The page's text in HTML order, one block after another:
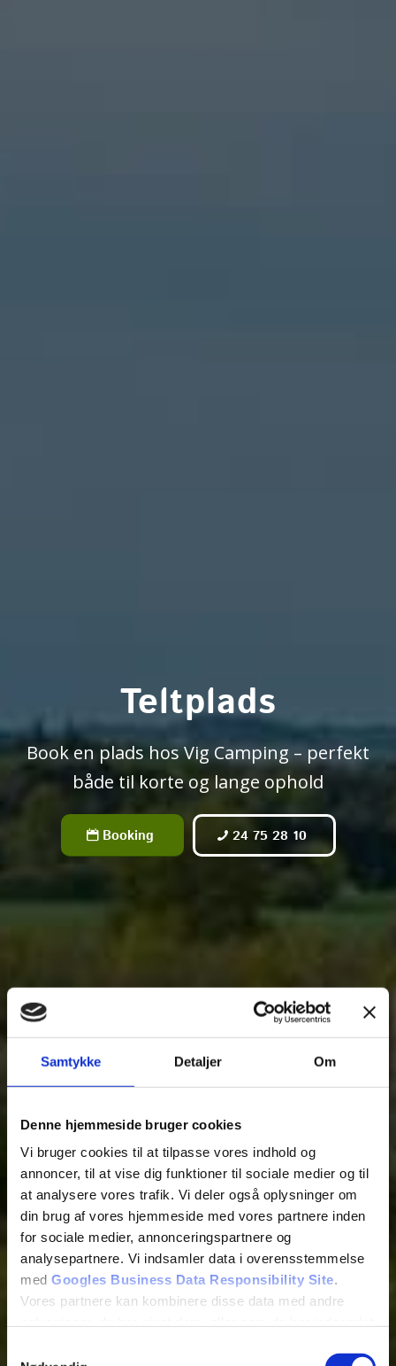
Samtykke Detaljer Om
Denne hjemmeside bruger cookies
Vi bruger cookies til at tilpasse vores indhold og
annoncer, til at vise dig funktioner til sociale medier og til
at analysere vores trafik. Vi deler også oplysninger om
din brug af vores hjemmeside med vores partnere inden
for sociale medier, annonceringspartnere og
analysepartnere. Vi indsamler data i overensstemmelse
med Googles Business Data Responsibility Site.
Vores partnere kan kombinere disse data med andre
Teltplads
Book en plads hos Vig Camping – perfekt
både til korte og lange ophold
Booking 24 75 28 10